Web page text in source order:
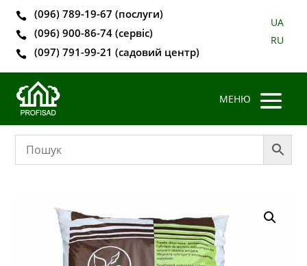
 (096) 789-19-67 (послуги)
 (096) 900-86-74 (сервіс)
 (097) 791-99-21 (садовий центр)
UA
RU